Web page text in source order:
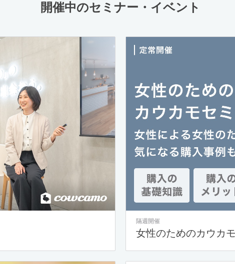
開催中のセミナー・イベント
隔週開催
女性のためのカウカ